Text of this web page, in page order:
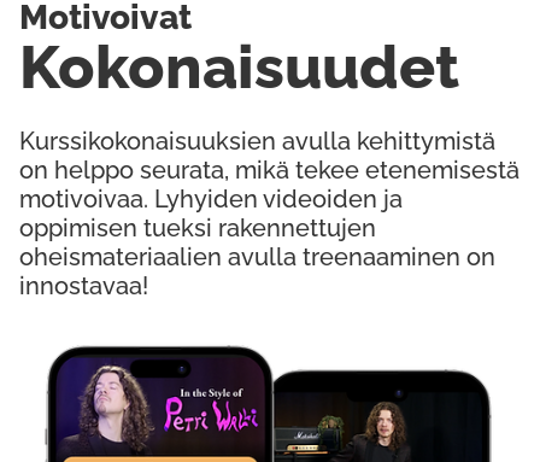
Kurssikokonaisuuksien avulla kehittymistä
on helppo seurata, mikä tekee etenemisestä
motivoivaa. Lyhyiden videoiden ja
oppimisen tueksi rakennettujen
oheismateriaalien avulla treenaaminen on
innostavaa!
Kokonaisuudet
Motivoivat